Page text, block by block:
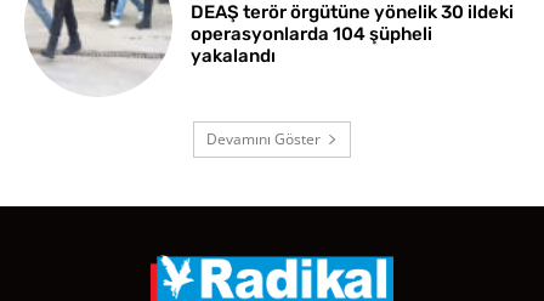
DEAŞ terör örgütüne yönelik 30 ildeki
operasyonlarda 104 şüpheli
yakalandı
Devamını Göster